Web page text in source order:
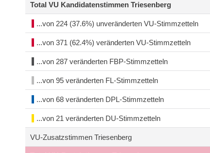
Total VU Kandidatenstimmen Triesenberg
...von 224 (37.6%) unveränderten VU-Stimmzetteln
...von 371 (62.4%) veränderten VU-Stimmzetteln
...von 287 veränderten FBP-Stimmzetteln
...von 95 veränderten FL-Stimmzetteln
...von 68 veränderten DPL-Stimmzetteln
...von 21 veränderten DU-Stimmzetteln
VU-Zusatzstimmen Triesenberg